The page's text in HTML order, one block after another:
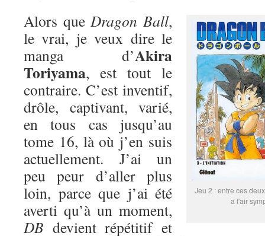
Jeu 2 : entre ces
a l'air
Alors queDragon Ball,
le vrai, je veux dire le
manga d’Akira
Toriyama, est tout le
contraire. C’est inventif,
drôle, captivant, varié,
en tous cas jusqu’au
tome 16, là où j’en suis
actuellement. J’ai un
peu peur d’aller plus
loin, parce que j’ai été
averti qu’à un moment,
DB devient répétitif et